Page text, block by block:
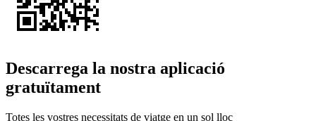
Descarrega la nostra aplicació
gratuïtament
Totes les vostres necessitats de viatge en un sol lloc